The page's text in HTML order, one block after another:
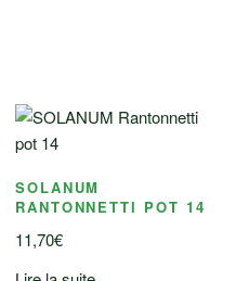
SOLANUM
RANTONNETTI POT 14
11,70€